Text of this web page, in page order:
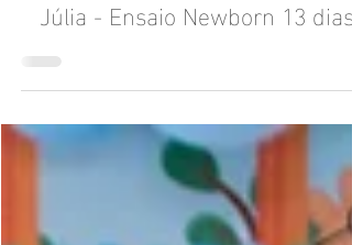
Aline Bezerra
25 de out. de 2021
0 min de leitura
Júlia - Ensaio Newborn 13 dias